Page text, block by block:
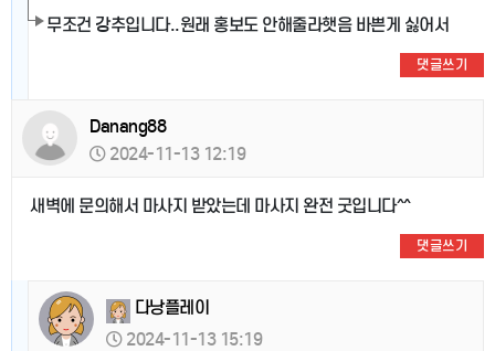
무조건 강추입니다..원래 홍보도 안해줄라햇음 바쁜게 싫어서
댓글쓰기
Danang88
2024-11-13 12:19
새벽에 문의해서 마사지 받았는데 마사지 완전 굿입니다^^
댓글쓰기
다낭플레이
2024-11-13 15:19